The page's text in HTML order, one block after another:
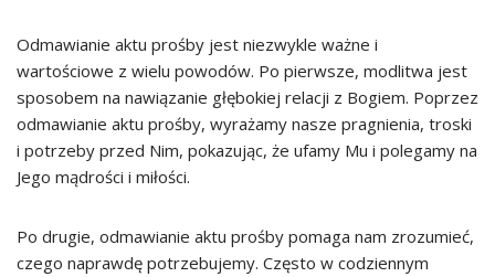
Odmawianie aktu prośby jest niezwykle ważne i
wartościowe z wielu powodów. Po pierwsze, modlitwa jest
sposobem na nawiązanie głębokiej relacji z Bogiem. Poprzez
odmawianie aktu prośby, wyrażamy nasze pragnienia, troski
i potrzeby przed Nim, pokazując, że ufamy Mu i polegamy na
Jego mądrości i miłości.
Po drugie, odmawianie aktu prośby pomaga nam zrozumieć,
czego naprawdę potrzebujemy. Często w codziennym